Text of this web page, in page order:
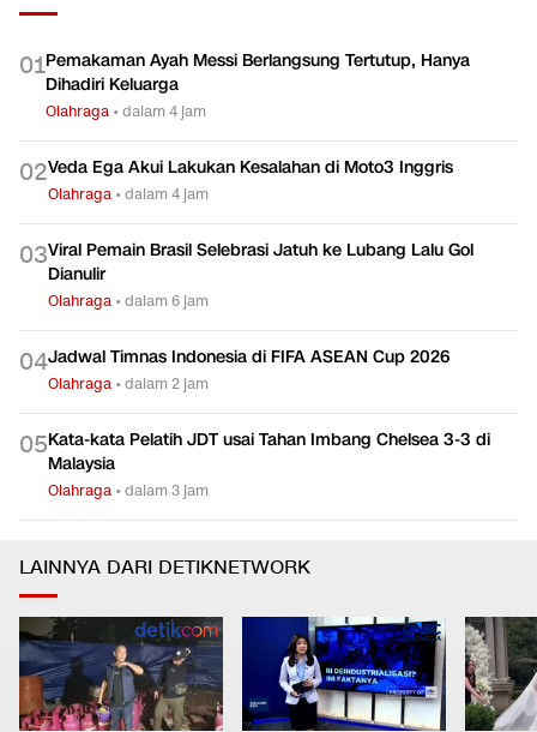
01Pemakaman Ayah Messi Berlangsung Tertutup, Hanya
Dihadiri Keluarga
Olahraga •dalam 4 jam
02Veda Ega Akui Lakukan Kesalahan di Moto3 Inggris
Olahraga •dalam 4 jam
03Viral Pemain Brasil Selebrasi Jatuh ke Lubang Lalu Gol
Dianulir
Olahraga •dalam 6 jam
04Jadwal Timnas Indonesia di FIFA ASEAN Cup 2026
Olahraga •dalam 2 jam
05Kata-kata Pelatih JDT usai Tahan Imbang Chelsea 3-3 di
Malaysia
Olahraga •dalam 3 jam
LAINNYA DARI DETIKNETWORK